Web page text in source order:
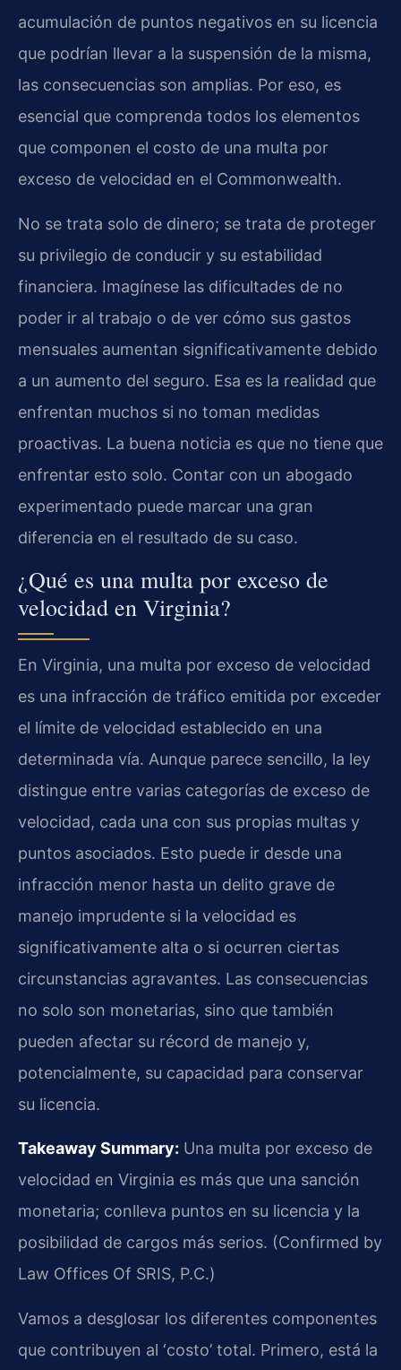
acumulación de puntos negativos en su licencia
que podrían llevar a la suspensión de la misma,
las consecuencias son amplias. Por eso, es
esencial que comprenda todos los elementos
que componen el costo de una multa por
exceso de velocidad en el Commonwealth.
No se trata solo de dinero; se trata de proteger
su privilegio de conducir y su estabilidad
financiera. Imagínese las dificultades de no
poder ir al trabajo o de ver cómo sus gastos
mensuales aumentan significativamente debido
a un aumento del seguro. Esa es la realidad que
enfrentan muchos si no toman medidas
proactivas. La buena noticia es que no tiene que
enfrentar esto solo. Contar con un abogado
experimentado puede marcar una gran
diferencia en el resultado de su caso.
¿Qué es una multa por exceso de
velocidad en Virginia?
En Virginia, una multa por exceso de velocidad
es una infracción de tráfico emitida por exceder
el límite de velocidad establecido en una
determinada vía. Aunque parece sencillo, la ley
distingue entre varias categorías de exceso de
velocidad, cada una con sus propias multas y
puntos asociados. Esto puede ir desde una
infracción menor hasta un delito grave de
manejo imprudente si la velocidad es
significativamente alta o si ocurren ciertas
circunstancias agravantes. Las consecuencias
no solo son monetarias, sino que también
pueden afectar su récord de manejo y,
potencialmente, su capacidad para conservar
su licencia.
Takeaway Summary: Una multa por exceso de
velocidad en Virginia es más que una sanción
monetaria; conlleva puntos en su licencia y la
posibilidad de cargos más serios. (Confirmed by
Law Offices Of SRIS, P.C.)
Vamos a desglosar los diferentes componentes
que contribuyen al ‘costo’ total. Primero, está la